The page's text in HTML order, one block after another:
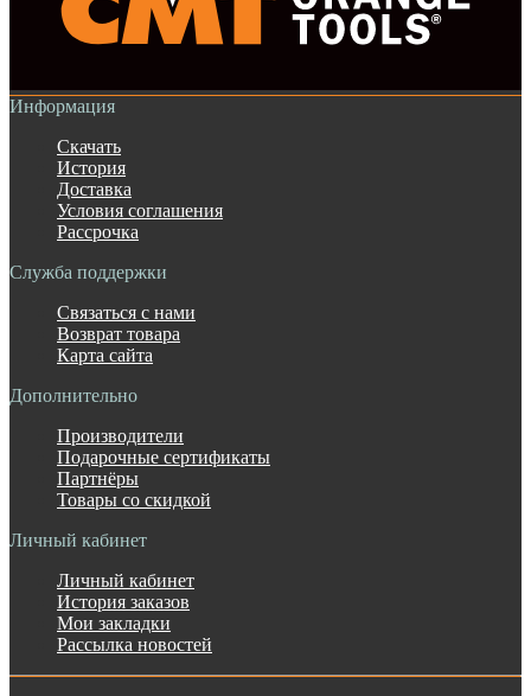
Информация
Скачать
История
Доставка
Условия соглашения
Рассрочка
Служба поддержки
Связаться с нами
Возврат товара
Карта сайта
Дополнительно
Производители
Подарочные сертификаты
Партнёры
Товары со скидкой
Личный кабинет
Личный кабинет
История заказов
Мои закладки
Рассылка новостей